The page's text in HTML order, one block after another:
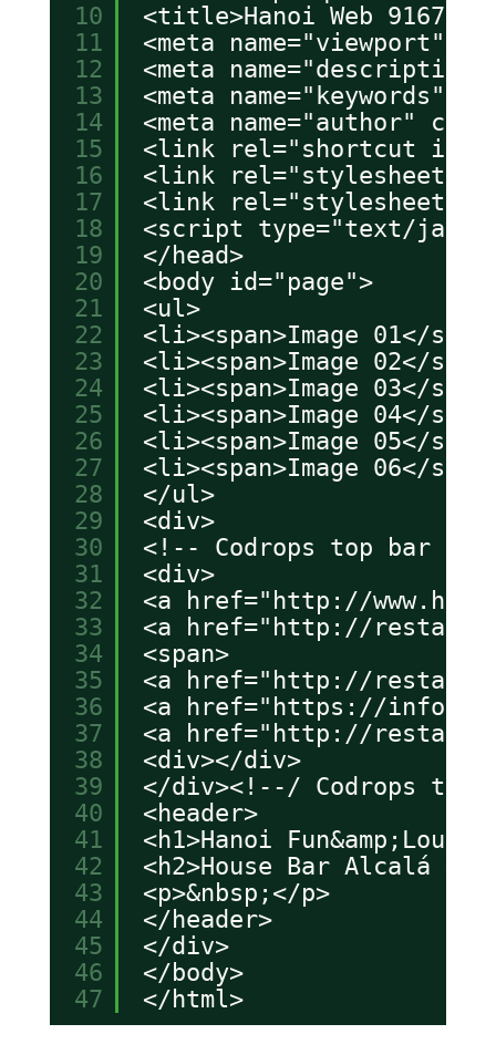
10
11
12
13
14
15
16
17
18
19
20
21
22
23
24
25
26
27
28
29
30
31
32
33
34
35
36
37
38
39
40
41
42
43
44
45
46
47
<title>Hanoi Web
<meta name="viewport"
<meta
<meta
<meta name="author"
<link rel="shortcut
<link rel="stylesheet"
<link rel="stylesheet"
<script type="text/
</head>
<body id="page">
<ul>
<li><span>Image 01</
<li><span>Image 02</
<li><span>Image 03</
<li><span>Image 04</
<li><span>Image 05</
<li><span>Image 06</
</ul>
<div>
<!-- Codrops top bar -->
<div>
<a href=" http://
<a href=" http://
<span>
<a href=" http://
<a href=" https://
<a href=" http://
<div></div>
</div><!--/ Codrops top
<header>
<h1>Hanoi
<h2>House Bar Alcalá </
<p>&nbsp;</p>
</header>
</div>
</body>
</html>